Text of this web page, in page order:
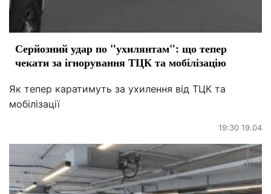
Серйозний удар по "ухилянтам": що тепер
чекати за ігнорування ТЦК та мобілізацію
Як тепер каратимуть за ухилення від ТЦК та
мобілізації
19:30 19.04